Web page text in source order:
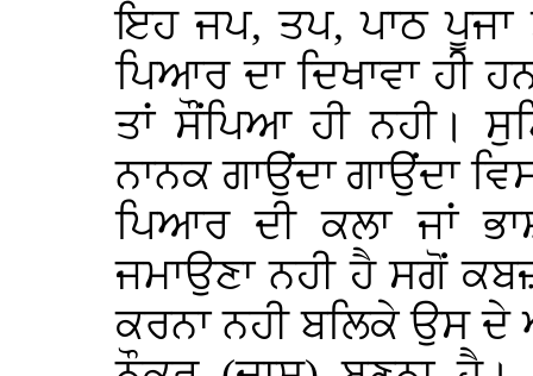
ਇਹ ਜਪ, ਤਪ, ਪਾਠ
ਪਿਆਰ ਦਾ ਦਿਖਾਵਾ ਹੀ
ਤਾਂ ਸੌਂਪਿਆ ਹੀ ਨਹੀ।
ਨਾਨਕ ਗਾਉਂਦਾ ਗਾਉਂਦਾ
ਪਿਆਰ ਦੀ ਕਲਾ ਜਾਂ
ਜਮਾਉਣਾ ਨਹੀ ਹੈ ਸਗੋਂ
ਕਰਨਾ ਨਹੀ ਬਲਿਕੇ ਉਸ ਦੇ